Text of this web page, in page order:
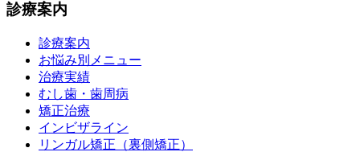
診療案内
診療案内
お悩み別メニュー
治療実績
むし歯・歯周病
矯正治療
インビザライン
リンガル矯正（裏側矯正）